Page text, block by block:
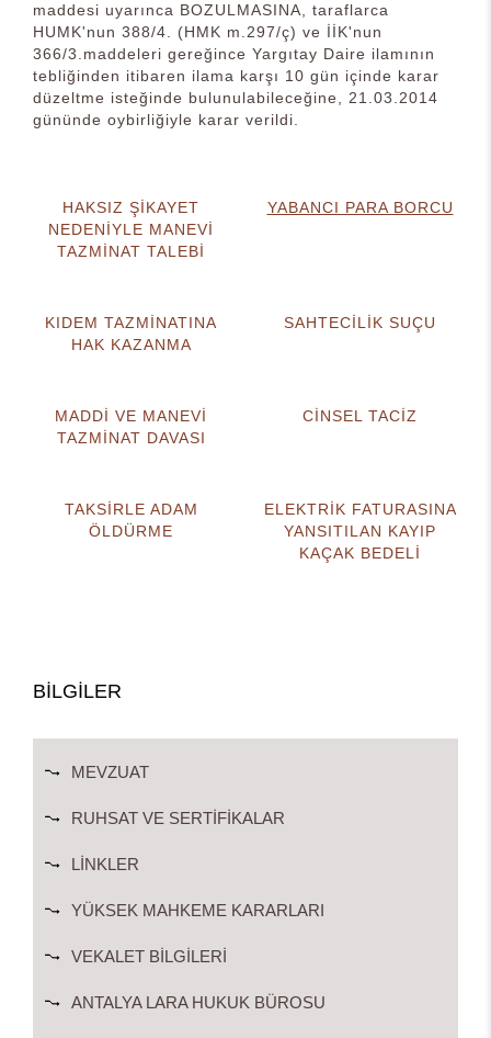
maddesi uyarınca BOZULMASINA, taraflarca
HUMK'nun 388/4. (HMK m.297/ç) ve İİK'nun
366/3.maddeleri gereğince Yargıtay Daire ilamının
tebliğinden itibaren ilama karşı 10 gün içinde karar
düzeltme isteğinde bulunulabileceğine, 21.03.2014
gününde oybirliğiyle karar verildi.
HAKSIZ ŞİKAYET
NEDENİYLE MANEVİ
TAZMİNAT TALEBİ
YABANCI PARA BORCU
KIDEM TAZMİNATINA
HAK KAZANMA
SAHTECİLİK SUÇU
MADDİ VE MANEVİ
TAZMİNAT DAVASI
CİNSEL TACİZ
TAKSİRLE ADAM
ÖLDÜRME
ELEKTRİK FATURASINA
YANSITILAN KAYIP
KAÇAK BEDELİ
BİLGİLER
MEVZUAT
RUHSAT VE SERTIFIKALAR
LINKLER
YÜKSEK MAHKEME KARARLARI
VEKALET BILGILERI
ANTALYA LARA HUKUK BÜROSU